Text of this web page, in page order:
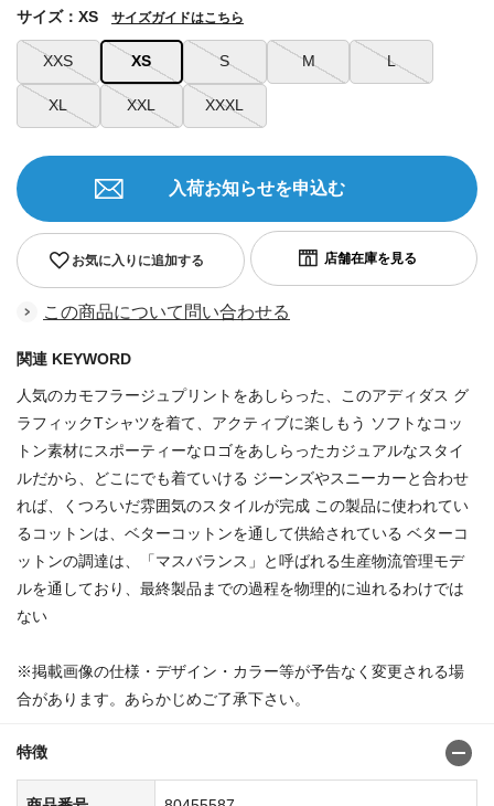
XXS XS S M L
XL XXL XXXL
サイズ：XS サイズガイドはこちら
お気に入りに追加する
入荷お知らせを申込む
この商品について問い合わせる
関連 KEYWORD
人気のカモフラージュプリントをあしらった、このアディダス グ
ラフィックTシャツを着て、アクティブに楽しもう ソフトなコッ
トン素材にスポーティーなロゴをあしらったカジュアルなスタイ
ルだから、どこにでも着ていける ジーンズやスニーカーと合わせ
れば、くつろいだ雰囲気のスタイルが完成 この製品に使われてい
るコットンは、ベターコットンを通して供給されている ベターコ
ットンの調達は、「マスバランス」と呼ばれる生産物流管理モデ
ルを通しており、最終製品までの過程を物理的に辿れるわけでは
ない
※掲載画像の仕様・デザイン・カラー等が予告なく変更される場
合があります。あらかじめご了承下さい。
特徴